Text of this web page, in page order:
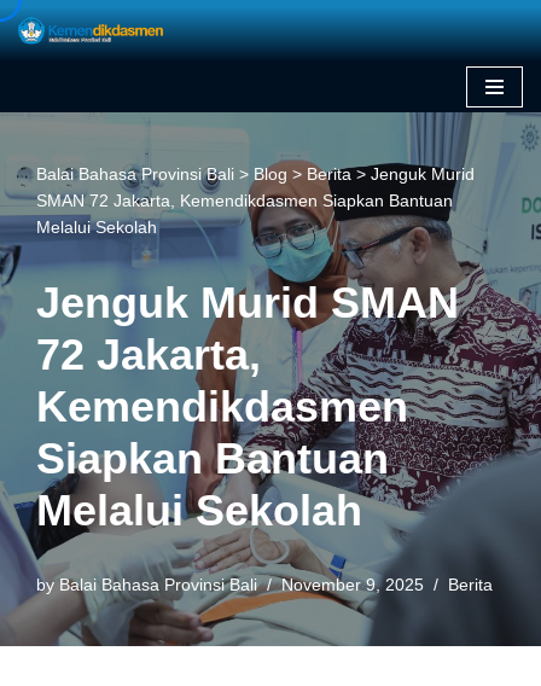
Balai Bahasa Provinsi Bali > Blog > Berita> Jenguk Murid
SMAN 72 Jakarta, Kemendikdasmen Siapkan Bantuan
Melalui Sekolah
Jenguk Murid SMAN
72 Jakarta,
Kemendikdasmen
Siapkan Bantuan
Melalui Sekolah
by Balai Bahasa Provinsi Bali November 9, 2025 Berita